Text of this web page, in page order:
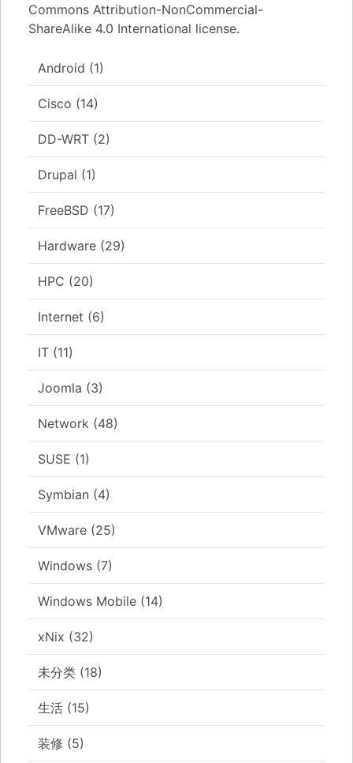
Commons Attribution-NonCommercial-
ShareAlike 4.0 International license.
Android (1)
Cisco (14)
DD-WRT (2)
Drupal (1)
FreeBSD (17)
Hardware (29)
HPC (20)
Internet (6)
IT (11)
Joomla (3)
Network (48)
SUSE (1)
Symbian (4)
VMware (25)
Windows (7)
Windows Mobile (14)
xNix (32)
未分类 (18)
生活 (15)
装修 (5)